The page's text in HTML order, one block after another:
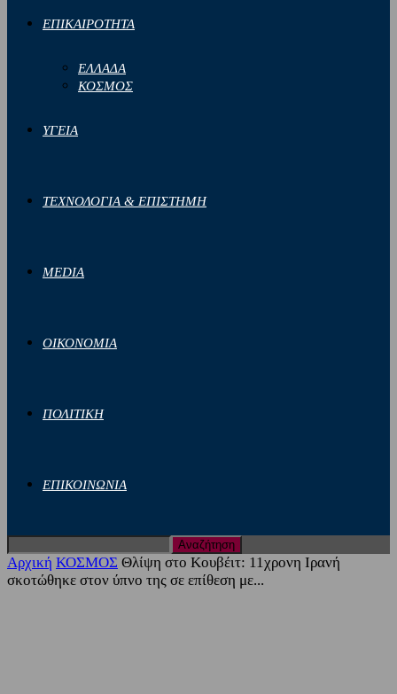
ΕΠΙΚΑΙΡΟΤΗΤΑ
ΕΛΛΑΔΑ
ΚΟΣΜΟΣ
ΥΓΕΙΑ
ΤΕΧΝΟΛΟΓΙΑ & ΕΠΙΣΤΗΜΗ
MEDIA
ΟΙΚΟΝΟΜΙΑ
ΠΟΛΙΤΙΚΗ
ΕΠΙΚΟΙΝΩΝΙΑ
Αρχική ΚΟΣΜΟΣ Θλίψη στο Κουβέιτ: 11χρονη Ιρανή
σκοτώθηκε στον ύπνο της σε επίθεση με...